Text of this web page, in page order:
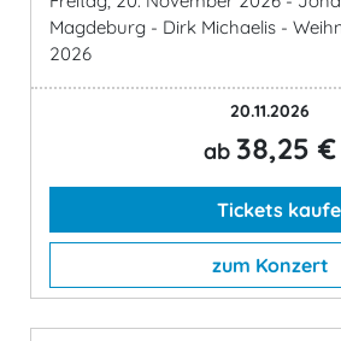
Magdeburg - Dirk Michaelis -
2026
20.11.2026
ab 38,25 €
Tickets
zum Konzert